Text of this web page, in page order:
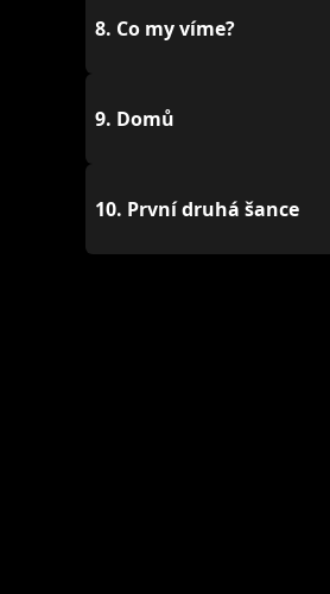
8. Co my víme?
9. Domů
10. První druhá šance